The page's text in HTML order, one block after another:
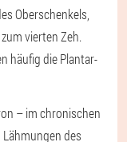
Oberschenkels,
vierten Zeh.
häufig die Plantar-
– im chronischen
des